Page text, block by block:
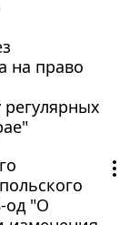
на право
од "О